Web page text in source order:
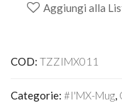
Aggiungi alla
COD: TZZIMX011
Categorie: #I'MX-Mug,